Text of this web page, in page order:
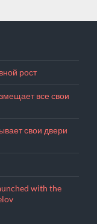
рост
все свои
свои двери
with the